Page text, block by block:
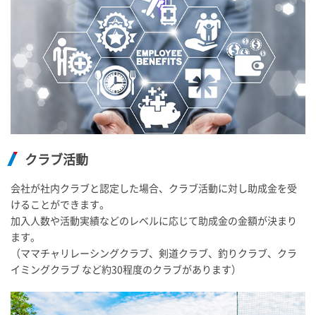
クラブ活動
会社が社内クラブと認定した場合、クラブ活動に対し助成金を受
けることができます。
加入人数や活動実績などのレベルに応じて助成金の金額が決まり
ます。
（ママチャリレーシングクラブ、剣道クラブ、釣りクラブ、クラ
イミングクラブ など約30程度のクラブがあります）